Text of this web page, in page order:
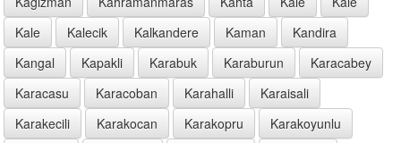
Kale
Kalecik Kalkandere Kaman
Kandira
Kangal
Kapakli Karabuk Karaburun
Karacabey
Karacasu
Karacoban Karahalli
Karaisali
Karakecili
Karakocan Karakopru
Karakoyunlu